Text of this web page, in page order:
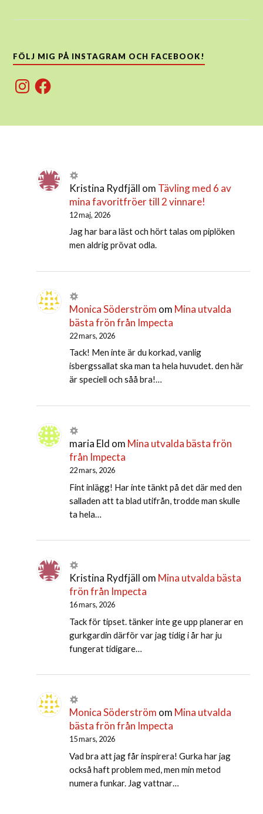
FÖLJ MIG PÅ INSTAGRAM OCH FACEBOOK!
InstagramFacebook
Kristina Rydfjäll om Tävling med 6 av
mina favoritfröer till 2 vinnare!
12 maj, 2026
Jag har bara läst och hört talas om piplöken
men aldrig prövat odla.
Monica Söderström om Mina utvalda
bästa frön från Impecta
22 mars, 2026
Tack! Men inte är du korkad, vanlig
isbergssallat ska man ta hela huvudet. den här
är speciell och såå bra!…
maria Eld om Mina utvalda bästa frön
från Impecta
22 mars, 2026
Fint inlägg! Har inte tänkt på det där med den
salladen att ta blad utifrån, trodde man skulle
ta hela…
Kristina Rydfjäll om Mina utvalda bästa
frön från Impecta
16 mars, 2026
Tack för tipset. tänker inte ge upp planerar en
gurkgardin därför var jag tidig i år har ju
fungerat tidigare…
Monica Söderström om Mina utvalda
bästa frön från Impecta
15 mars, 2026
Vad bra att jag får inspirera! Gurka har jag
också haft problem med, men min metod
numera funkar. Jag vattnar…